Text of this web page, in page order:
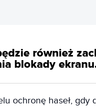
również
blokady
ochronę haseł, gdy